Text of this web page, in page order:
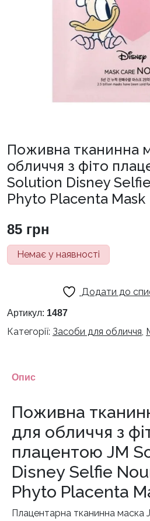
Поживна тканинна
обличчя з фіто
Solution Disney
Phyto Placenta Mask
85 грн
Немає у наявності
Додати до
Артикул: 1487
Категорії: Засоби для обличчя,
Опис
Поживна
для обличчя з
плацентою JM
Disney Selfie
Phyto Placenta
Плацентарна тканинна маска